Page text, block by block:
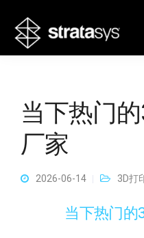
当下热门
厂家
2026-06-14 3D打
当下热门的